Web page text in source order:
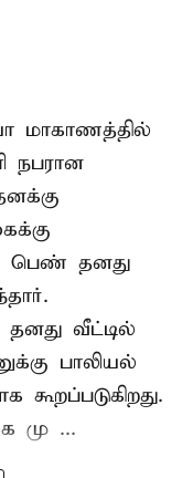
மாகாணத்தில்
நபரான
பெண் தனது
வீட்டில்
பாலியல்
மு ...